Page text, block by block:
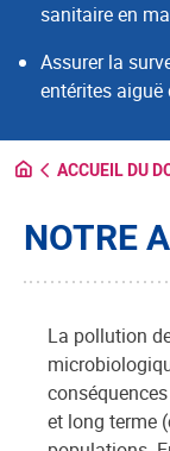
sanitaire en
Assurer la
entérites aiguë
ACCUEIL DU
NOTRE
La pollution
et long terme